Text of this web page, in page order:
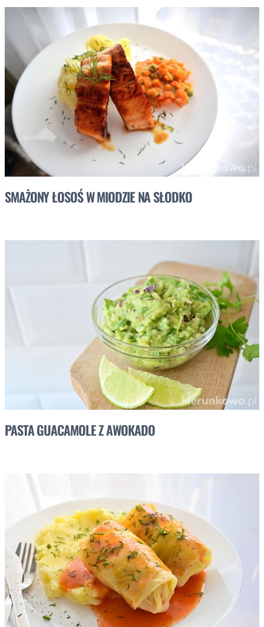
SMAŻONY ŁOSOŚ W MIODZIE NA SŁODKO
PASTA GUACAMOLE Z AWOKADO